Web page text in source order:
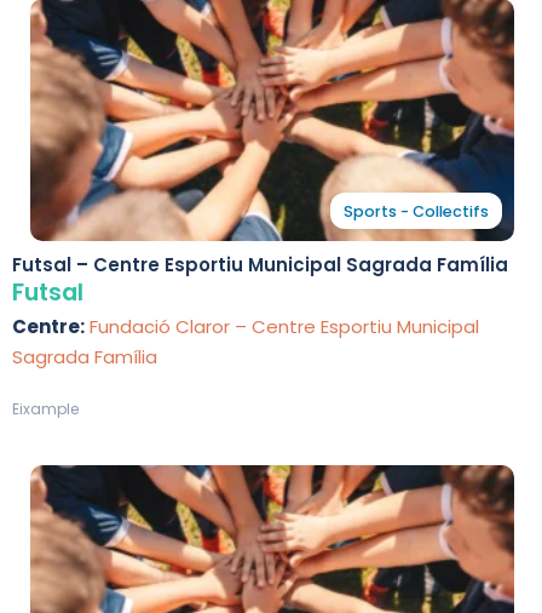
Sports - Collectifs
Futsal – Centre Esportiu Municipal Sagrada Família
Futsal
Centre:Fundació Claror – Centre Esportiu Municipal
Sagrada Família
Eixample